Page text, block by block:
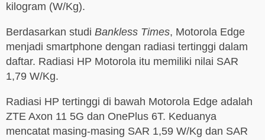
kilogram (W/Kg).
Berdasarkan studi Bankless Times, Motorola Edge
menjadi smartphone dengan radiasi tertinggi dalam
daftar. Radiasi HP Motorola itu memiliki nilai SAR
1,79 W/Kg.
Radiasi HP tertinggi di bawah Motorola Edge adalah
ZTE Axon 11 5G dan OnePlus 6T. Keduanya
mencatat masing-masing SAR 1,59 W/Kg dan SAR